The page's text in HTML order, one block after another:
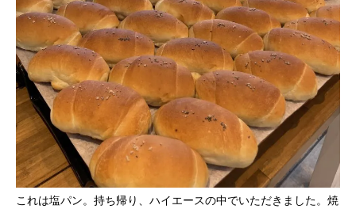
これは塩パン。持ち帰り、ハイエースの中でいただきました。焼